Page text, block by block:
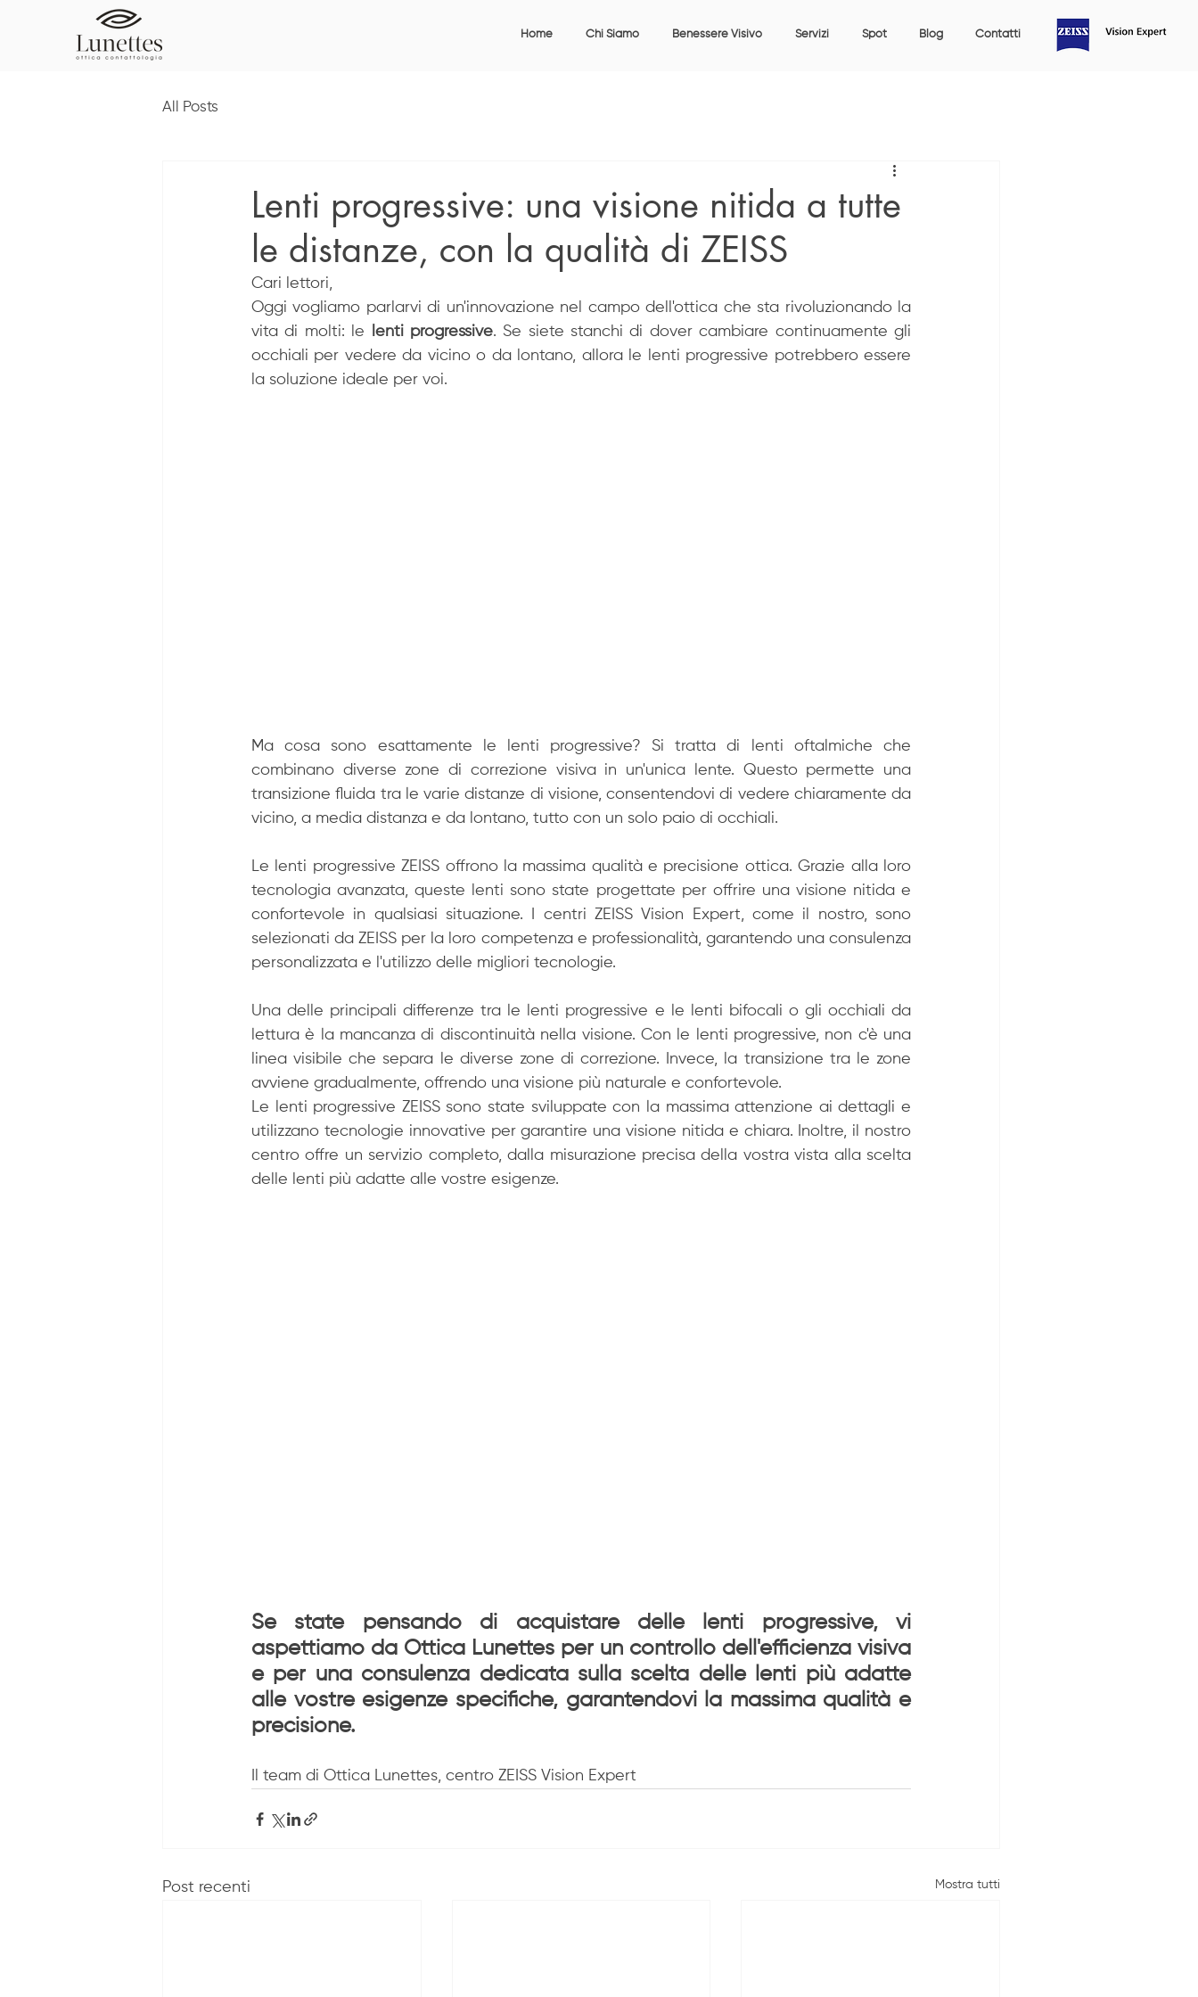
Home Chi Siamo Benessere Visivo Servizi Spot Blog Contatti
All Posts
Lenti progressive: una visione nitida a tutte
le distanze, con la qualità di ZEISS
Cari lettori,
Oggi vogliamo parlarvi di un'innovazione nel campo dell'ottica che sta rivoluzionando la
vita di molti: le
lenti progressive. Se siete stanchi di dover cambiare continuamente gli
occhiali per vedere da vicino o da lontano, allora le lenti progressive potrebbero essere
la soluzione ideale per voi.
Ma cosa sono esattamente le lenti progressive? Si tratta di lenti oftalmiche che
combinano diverse zone di correzione visiva in un'unica lente. Questo permette una
transizione fluida tra le varie distanze di visione, consentendovi di vedere chiaramente da
vicino, a media distanza e da lontano, tutto con un solo paio di occhiali.
Le lenti progressive ZEISS offrono la massima qualità e precisione ottica. Grazie alla loro
tecnologia avanzata, queste lenti sono state progettate per offrire una visione nitida e
confortevole in qualsiasi situazione. I centri ZEISS Vision Expert, come il nostro, sono
selezionati da ZEISS per la loro competenza e professionalità, garantendo una consulenza
personalizzata e l'utilizzo delle migliori tecnologie.
Una delle principali differenze tra le lenti progressive e le lenti bifocali o gli occhiali da
lettura è la mancanza di discontinuità nella visione. Con le lenti progressive, non c'è una
linea visibile che separa le diverse zone di correzione. Invece, la transizione tra le zone
avviene gradualmente, offrendo una visione più naturale e confortevole.
Le lenti progressive ZEISS sono state sviluppate con la massima attenzione ai dettagli e
utilizzano tecnologie innovative per garantire una visione nitida e chiara. Inoltre, il nostro
centro offre un servizio completo, dalla misurazione precisa della vostra vista alla scelta
delle lenti più adatte alle vostre esigenze.
Se state pensando di acquistare delle lenti progressive, vi
aspettiamo da Ottica Lunettes per un controllo dell'efficienza visiva
e per una consulenza dedicata sulla scelta delle lenti più adatte
alle vostre esigenze specifiche, garantendovi la massima qualità e
precisione.
Il team di Ottica Lunettes, centro ZEISS Vision Expert
Post recenti Mostra tutti